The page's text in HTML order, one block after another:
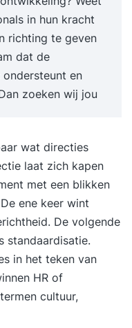
Lees
training
op
bedoeld
die nog geen
uur, waarbij de
op de praktijk
op dag 2 digitaal
visueel
de reachtruck
het vaardig
van losse
een reachtruck
4 hoog (video)
stapelen van
in hun kracht
richting te geven
dat de
en
zoeken wij jou
wat directies
laat zich kapen
met een blikken
ene keer wint
De volgende
standaardisatie.
in het teken van
HR of
cultuur,